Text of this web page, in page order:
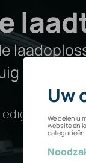
past.